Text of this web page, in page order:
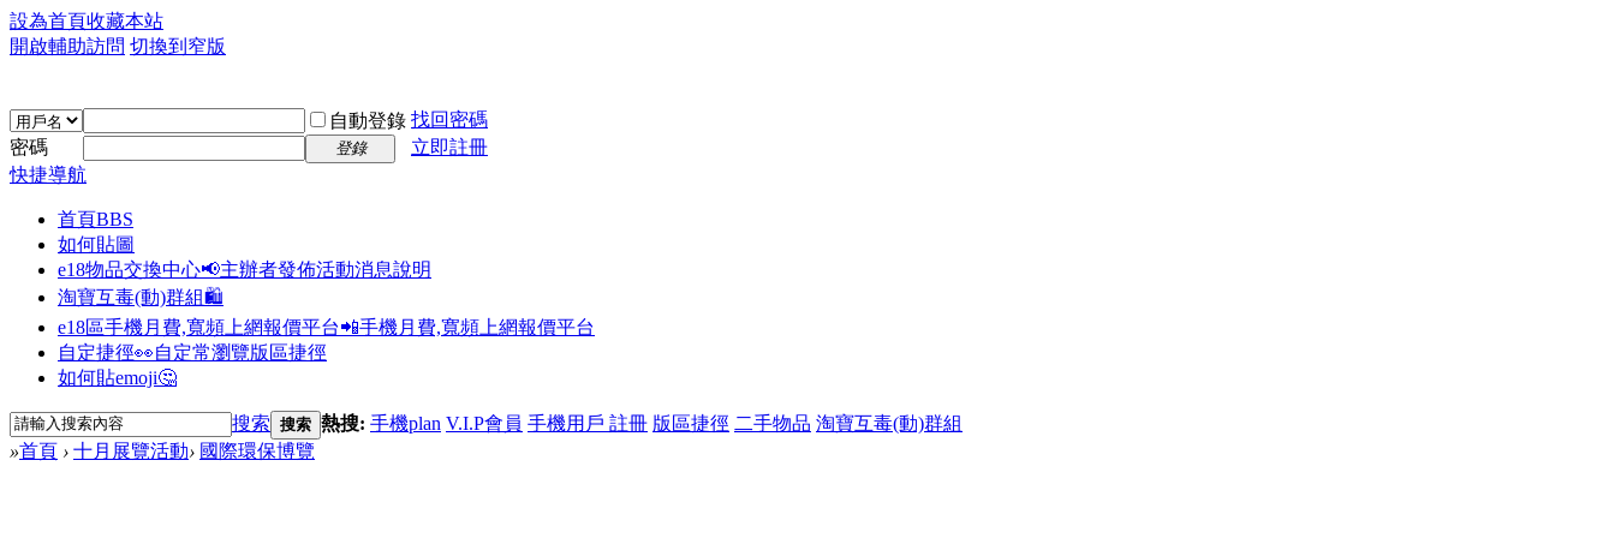
設為首頁收藏本站
開啟輔助訪問 切換到窄版
自動登錄 找回密碼
密碼
登錄
立即註冊
快捷導航
首頁BBS
如何貼圖
e18物品交換中心📢主辦者發佈活動消息說明
淘寶互毒(動)群組🛍️
e18區手機月費,寬頻上網報價平台📲手機月費,寬頻上網報價平台
自定捷徑👀自定常瀏覽版區捷徑
如何貼emoji🤔
搜索 搜索 熱搜: 手機plan V.I.P會員 手機用戶 註冊 版區捷徑 二手物品 淘寶互毒(動)群組
»首頁 › 十月展覽活動› 國際環保博覽